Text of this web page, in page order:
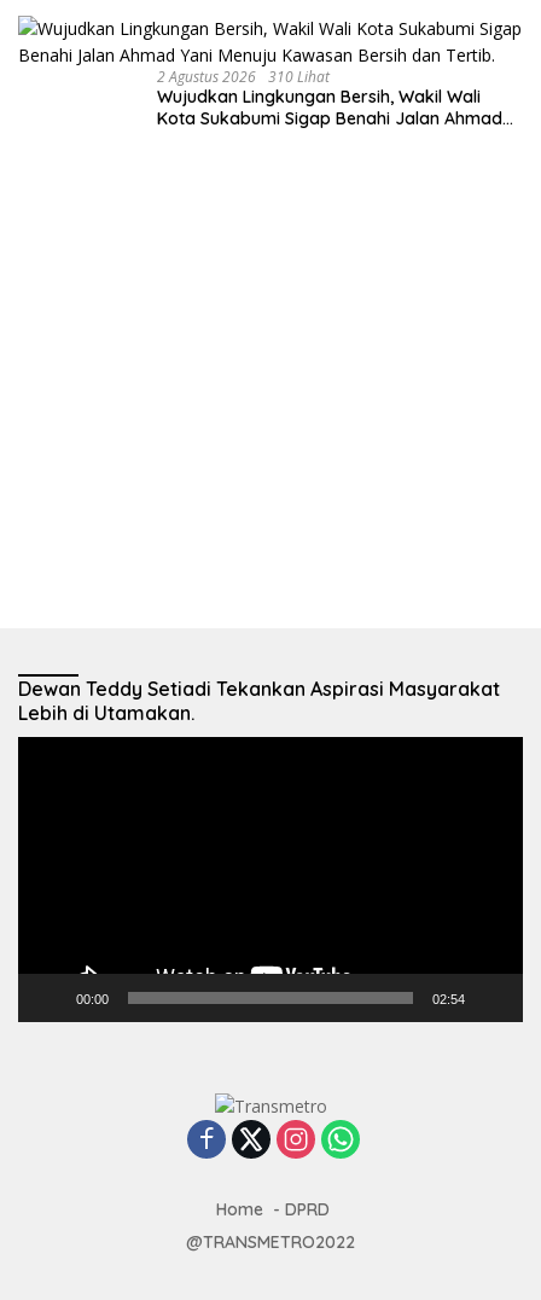
2 Agustus 2026 310 Lihat
Wujudkan Lingkungan Bersih, Wakil Wali
Kota Sukabumi Sigap Benahi Jalan Ahmad
Dewan Teddy Setiadi Tekankan Aspirasi Masyarakat
Lebih di Utamakan.
00:00 02:54
Home
DPRD
@TRANSMETRO2022